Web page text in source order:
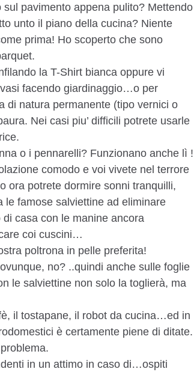
pavimento appena pulito? Mettendo
unto il piano della cucina? Niente
prima! Ho scoperto che sono
la T-Shirt bianca oppure vi
facendo giardinaggio…o per
di natura permanente (tipo vernici o
Nei casi piu’ difficili potrete usarle
o i pennarelli? Funzionano anche lì !
comodo e voi vivete nel terrore
ora potrete dormire sonni tranquilli,
le famose salviettine ad eliminare
casa con le manine ancora
coi cuscini…
poltrona in pelle preferita!
no? ..quindi anche sulle foglie
le salviettine non solo la toglierà, ma
il tostapane, il robot da cucina…ed in
è certamente piene di ditate.
in un attimo in caso di…ospiti